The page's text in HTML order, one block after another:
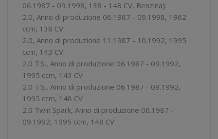
06.1987 - 09.1998, 138 - 148 CV, Benzina):
2.0, Anno di produzione 06.1987 - 09.1998, 1962
ccm, 138 CV
2.0, Anno di produzione 11.1987 - 10.1992, 1995
ccm, 143 CV
2.0 T.S., Anno di produzione 06.1987 - 09.1992,
1995 ccm, 143 CV
2.0 T.S., Anno di produzione 06.1987 - 09.1992,
1995 ccm, 148 CV
2.0 Twin Spark, Anno di produzione 06.1987 -
09.1992, 1995 ccm, 148 CV